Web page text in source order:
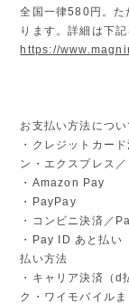
全国一律580円。
ります。詳細は下
https://
お支払い方法につい
・クレジットカー
ン・エクスプレス
・Amazon Pay
・PayPay
・コンビニ決済／
・Pay ID あと払い
払い方法
・キャリア決済（
ク・ワイモバイルま